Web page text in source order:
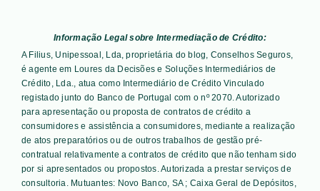
Informação Legal sobre Intermediação de Crédito:
A Filius, Unipessoal, Lda, proprietária do blog, Conselhos Seguros,
é agente em Loures da Decisões e Soluções Intermediários de
Crédito, Lda., atua como Intermediário de Crédito Vinculado
registado junto do Banco de Portugal com o nº 2070. Autorizado
para apresentação ou proposta de contratos de crédito a
consumidores e assistência a consumidores, mediante a realização
de atos preparatórios ou de outros trabalhos de gestão pré-
contratual relativamente a contratos de crédito que não tenham sido
por si apresentados ou propostos. Autorizada a prestar serviços de
consultoria. Mutuantes: Novo Banco, SA ; Caixa Geral de Depósitos,